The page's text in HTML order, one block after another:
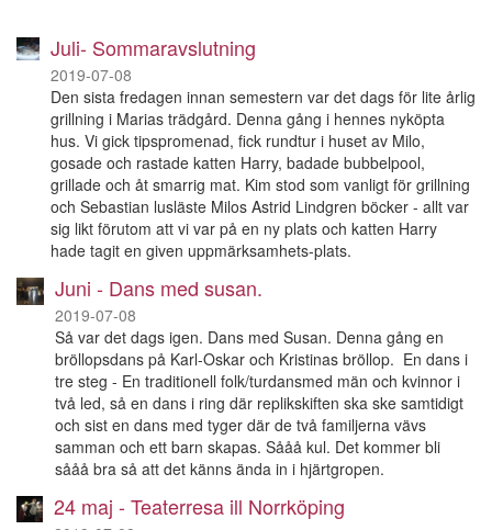
Juli- Sommaravslutning
2019-07-08
Den sista fredagen innan semestern var det dags för lite årlig
grillning i Marias trädgård. Denna gång i hennes nyköpta
hus. Vi gick tipspromenad, fick rundtur i huset av Milo,
gosade och rastade katten Harry, badade bubbelpool,
grillade och åt smarrig mat. Kim stod som vanligt för grillning
och Sebastian lusläste Milos Astrid Lindgren böcker - allt var
sig likt förutom att vi var på en ny plats och katten Harry
hade tagit en given uppmärksamhets-plats.
Juni - Dans med susan.
2019-07-08
Så var det dags igen. Dans med Susan. Denna gång en
bröllopsdans på Karl-Oskar och Kristinas bröllop. En dans i
tre steg - En traditionell folk/turdansmed män och kvinnor i
två led, så en dans i ring där replikskiften ska ske samtidigt
och sist en dans med tyger där de två familjerna vävs
samman och ett barn skapas. Sååå kul. Det kommer bli
sååå bra så att det känns ända in i hjärtgropen.
24 maj - Teaterresa ill Norrköping